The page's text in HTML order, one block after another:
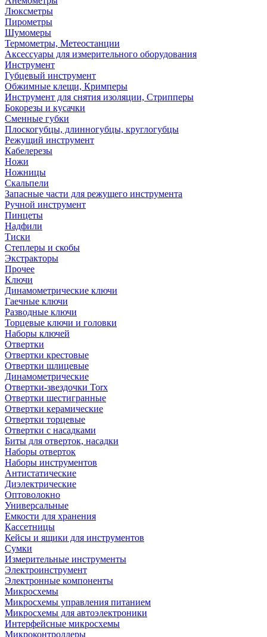
Люксметры
Пирометры
Шумомеры
Термометры, Метеостанции
Аксессуары для измерительного оборудования
Инструмент
Губцевый инструмент
Обжимные клещи, Кримперы
Инструмент для снятия изоляции, Стрипперы
Бокорезы и кусачки
Сменные губки
Плоскогубцы, длинногубцы, круглогубцы
Режущий инструмент
Кабелерезы
Ножи
Ножницы
Скальпели
Запасные части для режущего инструмента
Ручной инструмент
Пинцеты
Надфили
Тиски
Степлеры и скобы
Экстракторы
Прочее
Ключи
Динамометрические ключи
Гаечные ключи
Разводные ключи
Торцевые ключи и головки
Наборы ключей
Отвертки
Отвертки крестовые
Отвертки шлицевые
Динамометрические
Отвертки-звездочки Torx
Отвертки шестигранные
Отвертки керамические
Отвертки торцевые
Отвертки с насадками
Биты для отверток, насадки
Наборы отверток
Наборы инструментов
Антистатические
Диэлектрические
Оптоволокно
Универсальные
Емкости для хранения
Кассетницы
Кейсы и ящики для инструментов
Сумки
Измерительные инструменты
Электроинструмент
Электронные компоненты
Микросхемы
Микросхемы управления питанием
Микросхемы для автоэлектроники
Интерфейсные микросхемы
Микроконтроллеры